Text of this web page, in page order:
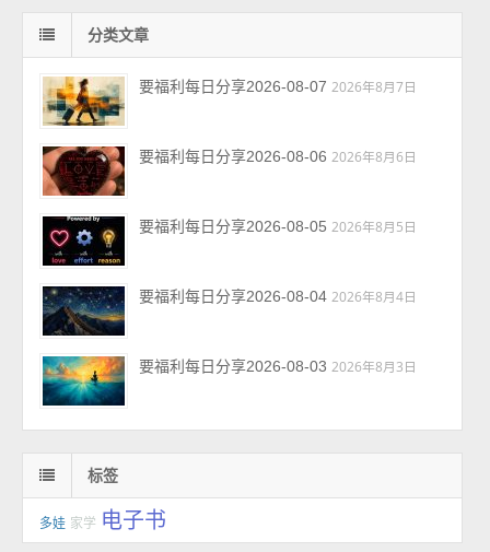
分类文章
要福利每日分享2026-08-07 2026年8月7日
要福利每日分享2026-08-06 2026年8月6日
要福利每日分享2026-08-05 2026年8月5日
要福利每日分享2026-08-04 2026年8月4日
要福利每日分享2026-08-03 2026年8月3日
标签
多娃 家学 电子书